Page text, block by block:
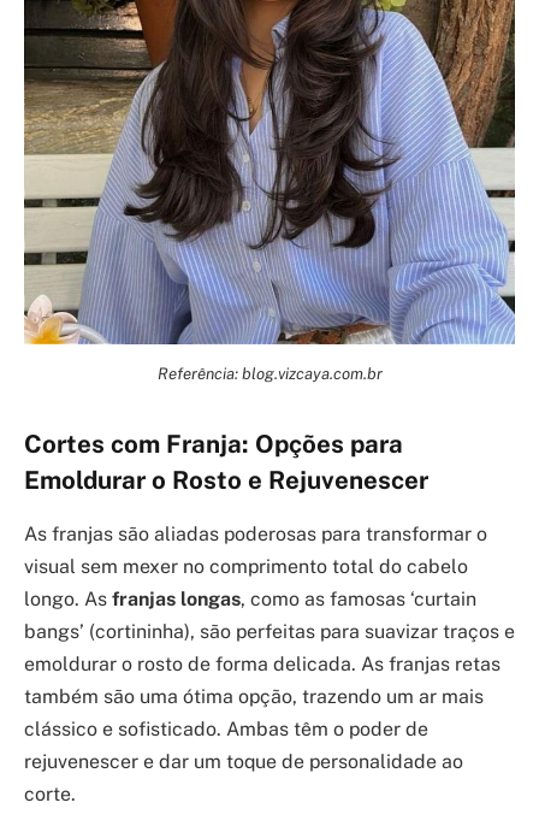
Referência: blog.vizcaya.com.br
Cortes com Franja: Opções para
Emoldurar o Rosto e Rejuvenescer
As franjas são aliadas poderosas para transformar o
visual sem mexer no comprimento total do cabelo
longo. As franjas longas, como as famosas ‘curtain
bangs’ (cortininha), são perfeitas para suavizar traços e
emoldurar o rosto de forma delicada. As franjas retas
também são uma ótima opção, trazendo um ar mais
clássico e sofisticado. Ambas têm o poder de
rejuvenescer e dar um toque de personalidade ao
corte.